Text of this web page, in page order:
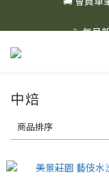
☕ 每月
中焙
商品排序